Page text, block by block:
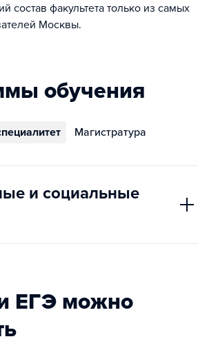
состав факультета только из самых
Москвы.
обучения
Магистратура
и социальные
ЕГЭ можно